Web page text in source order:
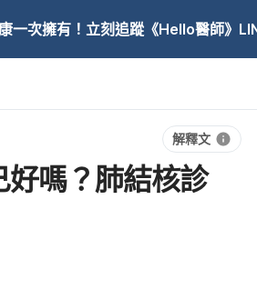
一次擁有！立刻追蹤《Hello醫師》
解釋文
嗎？肺結核診